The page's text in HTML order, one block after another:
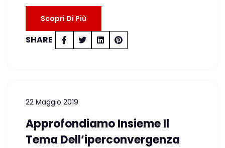
Scopri Di Più
SHARE
22 Maggio 2019
Approfondiamo Insieme Il
Tema Dell’iperconvergenza